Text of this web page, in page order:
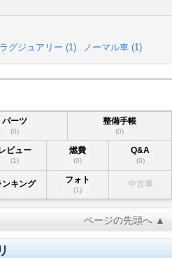
ラグジュアリー (1 ) ノーマル車 (1 )
パーツ
(0)
整備手帳
(0)
ビュー
(1)
燃費
(0)
Q&A
(0)
ンキング フォト
(1)
中古車
ページの先頭へ ▲